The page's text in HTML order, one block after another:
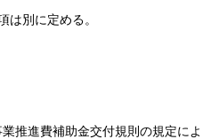
は別に定める。
推進費補助金交付規則の規定に